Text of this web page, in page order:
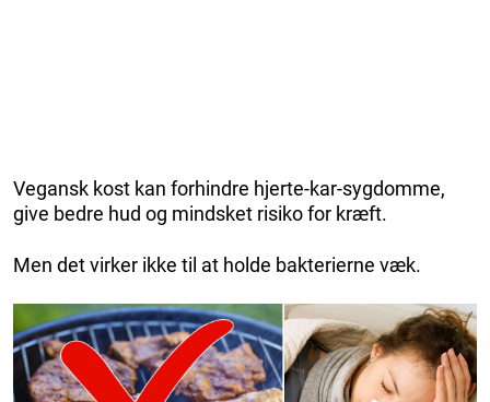
Vegansk kost kan forhindre hjerte-kar-sygdomme,
give bedre hud og mindsket risiko for kræft.
Men det virker ikke til at holde bakterierne væk.